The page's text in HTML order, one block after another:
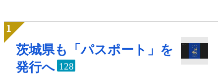
茨城県も「パスポート」を
発行へ 128